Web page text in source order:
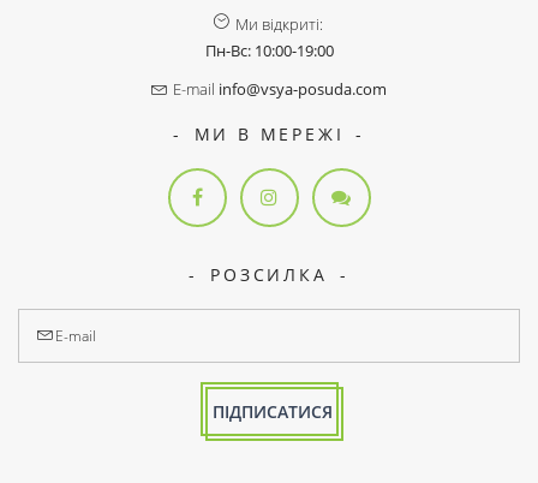
Ми відкриті:
Пн-Вс: 10:00-19:00
E-mail info@vsya-posuda.com
МИ В МЕРЕЖІ
РОЗСИЛКА
ПІДПИСАТИСЯ